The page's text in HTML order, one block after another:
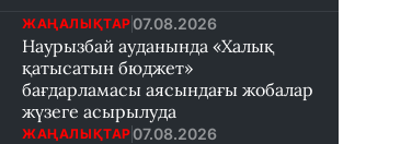
ЖАҢАЛЫҚТАР 07.08.2026
Наурызбай ауданында «Халық
қатысатын бюджет»
бағдарламасы аясындағы жобалар
жүзеге асырылуда
ЖАҢАЛЫҚТАР 07.08.2026